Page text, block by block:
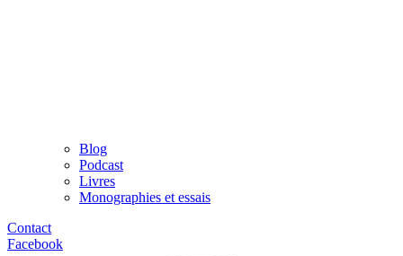
Blog
Podcast
Livres
Monographies et essais
Contact
Facebook